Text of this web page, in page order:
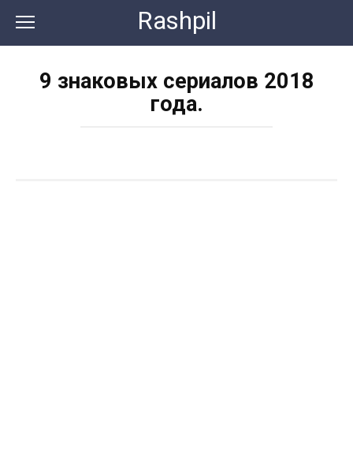
контенту
Rashpil
9 знаковых сериалов 2018
года.